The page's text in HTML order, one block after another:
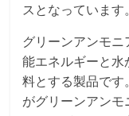
スとなっています。
グリーンアンモ
能エネルギーと
料とする製品で
がグリーンアン